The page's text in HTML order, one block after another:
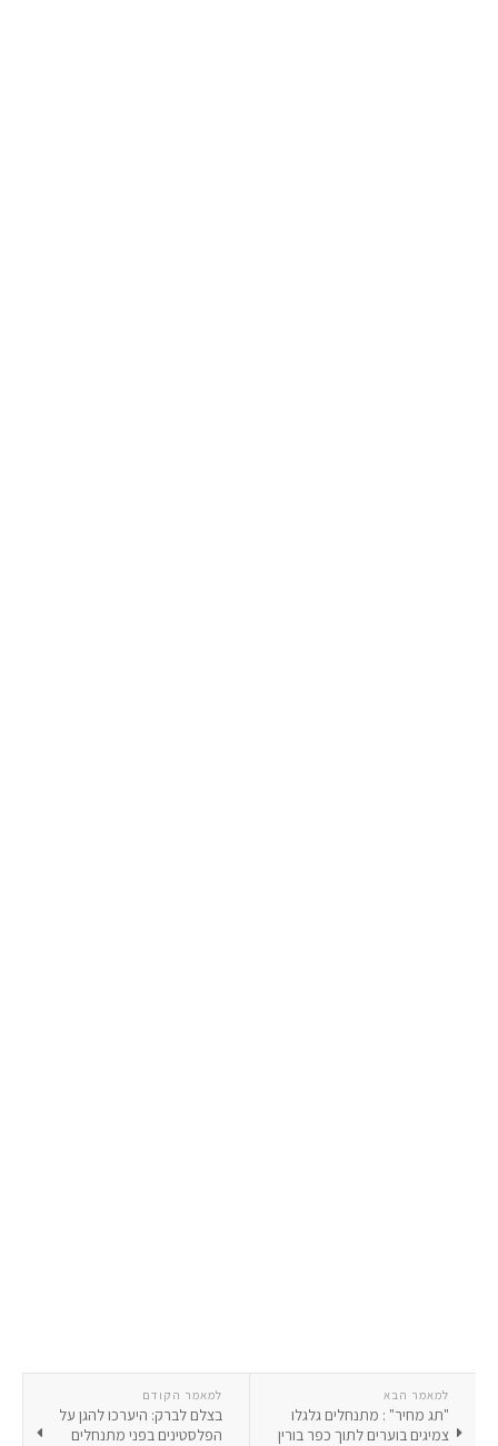
למאמר הקודם
בצלם לברק: היערכו להגן על
הפלסטינים בפני מתנחלים
למאמר הבא
"תג מחיר" : מתנחלים גלגלו
צמיגים בוערים לתוך כפר בורין